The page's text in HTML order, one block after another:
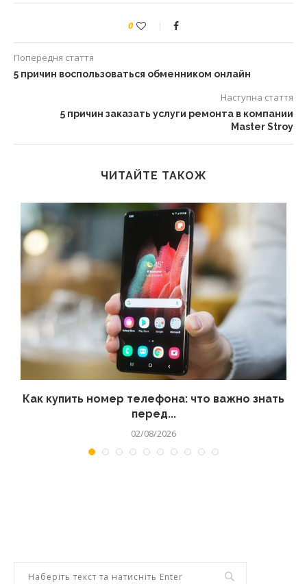
0
Попередня стаття
5 причин воспользоваться обменником онлайн
Наступна стаття
5 причин заказать услуги ремонта в компании
Master Stroy
ЧИТАЙТЕ ТАКОЖ
Как купить номер телефона: что важно знать
перед...
02/08/2026